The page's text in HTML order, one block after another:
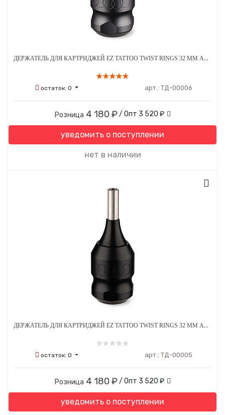
ДЕРЖАТЕЛЬ ДЛЯ КАРТРИДЖЕЙ EZ TATTOO TWIST RINGS 32 ММ АЛЮМИНИЕВЫЙ ТЕМНО-СЕРЫЙ
остаток: 0 арт.: ТД-00006
Розница 4 180 ₽ / Опт 3 520 ₽
уведомить о поступлении
нет в наличии
ДЕРЖАТЕЛЬ ДЛЯ КАРТРИДЖЕЙ EZ TATTOO TWIST RINGS 32 ММ АЛЮМИНИЕВЫЙ ЧЕРНЫЙ
остаток: 0 арт.: ТД-00005
Розница 4 180 ₽ / Опт 3 520 ₽
уведомить о поступлении